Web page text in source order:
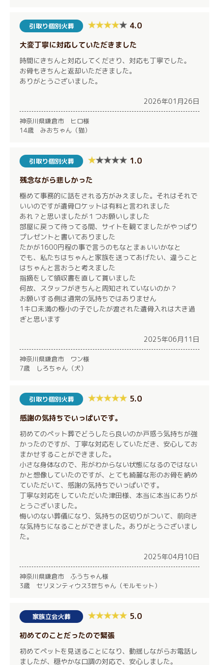
引取り個別火葬 4.0
大変丁寧に対応していただきました
時間にきちんと対応してくださり、対応も丁寧でした。
お骨もきちんと返却いただきました。
ありがとうございました。
2026年01月26日
神奈川県鎌倉市 ヒロ様
14歳 みおちゃん（猫）
引取り個別火葬 1.0
残念ながら悲しかった
極めて事務的に話をされる方がみえました。それはそれで
いいのですが遺骨ロケットは有料と言われました
あれ？と思いましたが１つお願いしました
部屋に戻って待ってる間、サイトを観てましたがやっぱり
プレゼントと書いてありました
たかが1600円程の事で言うのもなとまぁいいかなと
でも、私たちはちゃんと家族を送ってあげたい、違うこと
はちゃんと言おうと考えました
指摘をして領収書を直して貰いました
何故、スタッフがきちんと周知されていないのか？
お願いする側は通常の気持ちではありません
1キロ未満の極小の子でしたが渡された遺骨入れは大き過
ぎと思います
2025年06月11日
神奈川県鎌倉市 ワン様
7歳 しろちゃん（犬）
引取り個別火葬 5.0
感謝の気持ちでいっぱいです。
初めてのペット葬でどうしたら良いのか戸惑う気持ちが強
かったのですが、丁寧な対応をしていただき、安心してお
まかせすることができました。
小さな身体なので、形がわからない状態になるのではない
かと想像していたのですが、とても綺麗な形のお骨を納め
ていただいて、感謝の気持ちでいっぱいです。
丁寧な対応をしていただいた津田様、本当に本当にありが
とうございました。
悔いのない葬儀になり、気持ちの区切りがついて、前向き
な気持ちになることができました。ありがとうございまし
た。
2025年04月10日
神奈川県鎌倉市 ふうちゃん様
3歳 セリヌンティウス3世ちゃん（モルモット）
家族立会火葬 5.0
初めてのことだったので緊張
初めてペットを見送ることになり、動揺しながらお電話し
ましたが、穏やかな口調の対応で、安心しました。